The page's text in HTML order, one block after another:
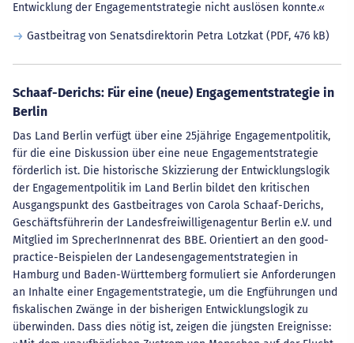
Entwicklung der Engagementstrategie nicht auslösen konnte.«
Gastbeitrag von Senatsdirektorin Petra Lotzkat(PDF, 476 kB)
Schaaf-Derichs: Für eine (neue) Engagementstrategie in
Berlin
Das Land Berlin verfügt über eine 25jährige Engagementpolitik,
für die eine Diskussion über eine neue Engagementstrategie
förderlich ist. Die historische Skizzierung der Entwicklungslogik
der Engagementpolitik im Land Berlin bildet den kritischen
Ausgangspunkt des Gastbeitrages von Carola Schaaf-Derichs,
Geschäftsführerin der Landesfreiwilligenagentur Berlin e.V. und
Mitglied im SprecherInnenrat des BBE. Orientiert an den good-
practice-Beispielen der Landesengagementstrategien in
Hamburg und Baden-Württemberg formuliert sie Anforderungen
an Inhalte einer Engagementstrategie, um die Engführungen und
fiskalischen Zwänge in der bisherigen Entwicklungslogik zu
überwinden. Dass dies nötig ist, zeigen die jüngsten Ereignisse: